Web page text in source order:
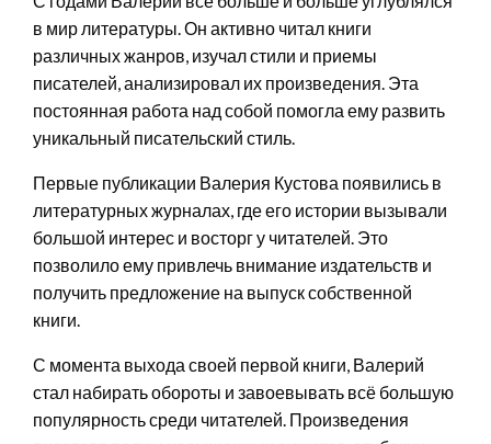
в мир литературы. Он активно читал книги
различных жанров, изучал стили и приемы
писателей, анализировал их произведения. Эта
постоянная работа над собой помогла ему развить
уникальный писательский стиль.
Первые публикации Валерия Кустова появились в
литературных журналах, где его истории вызывали
большой интерес и восторг у читателей. Это
позволило ему привлечь внимание издательств и
получить предложение на выпуск собственной
книги.
С момента выхода своей первой книги, Валерий
стал набирать обороты и завоевывать всё большую
популярность среди читателей. Произведения